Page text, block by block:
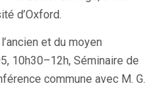
d’Oxford.
et du moyen
10h30–12h, Séminaire de
commune avec M. G.